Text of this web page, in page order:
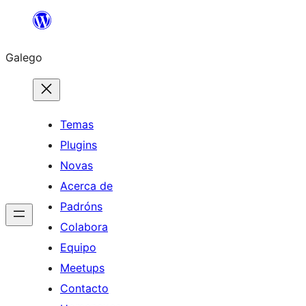
Saltar
contido
Galego
Temas
Plugins
Novas
Acerca de
Padróns
Colabora
Equipo
Meetups
Contacto